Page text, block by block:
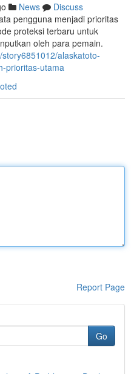
News
Discuss
pengguna menjadi prioritas
proteksi terbaru untuk
oleh para pemain.
alaskatoto-
prioritas-utama
Report Page
Go